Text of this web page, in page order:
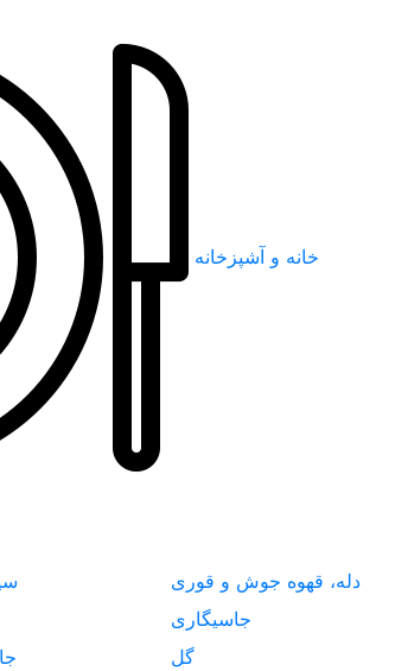
خانه و آشپزخانه
دله، قهوه جوش و قوری
جاسیگاری
گل